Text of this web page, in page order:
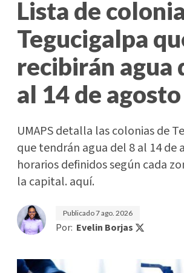
Lista de
Tegucigalpa
recibirán agua
al 14 de agosto
UMAPS detalla las colonias de
que tendrán agua del 8 al 14 de
horarios definidos según cada
la capital. aquí.
Publicado7 ago. 2026
Por: Evelin Borjas